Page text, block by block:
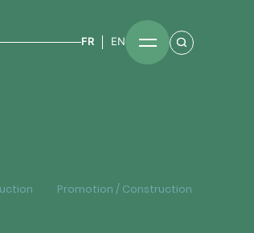
FR EN
Promotion / Construction